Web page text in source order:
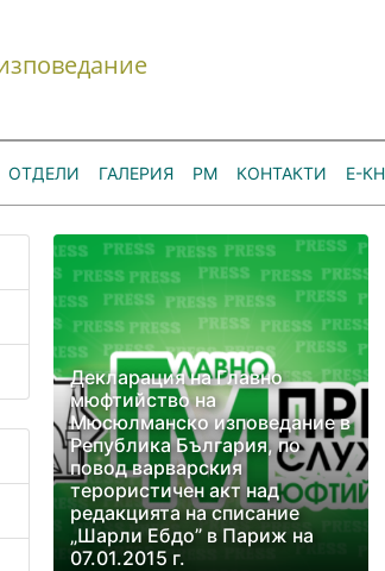
ОТДЕЛИ ГАЛЕРИЯ РМ КОНТАКТИ Е-
Декларация на Главно
мюфтийство на
Мюсюлманско изповедание в
Република България, по
повод варварския
терористичен акт над
редакцията на списание
„Шарли Ебдо” в Париж на
07.01.2015 г.